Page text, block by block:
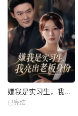
嫌我是实习生，我亮出老板身份
已完结